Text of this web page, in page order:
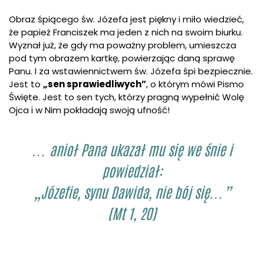
Obraz śpiącego św. Józefa jest piękny i miło wiedzieć,
że papież Franciszek ma jeden z nich na swoim biurku.
Wyznał już, że gdy ma poważny problem, umieszcza
pod tym obrazem kartkę, powierzając daną sprawę
Panu. I za wstawiennictwem św. Józefa śpi bezpiecznie.
Jest to „sen sprawiedliwych”, o którym mówi Pismo
Święte. Jest to sen tych, którzy pragną wypełnić Wolę
Ojca i w Nim pokładają swoją ufność!
… anioł Pana ukazał mu się we śnie i
powiedział:
„Józefie, synu Dawida, nie bój się…”
(Mt 1, 20)